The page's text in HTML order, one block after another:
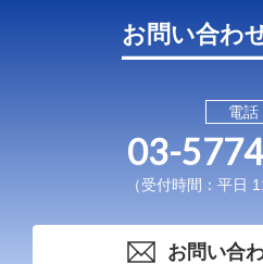
お問い合わ
電話
03-
（受付時間：平日
お問い合